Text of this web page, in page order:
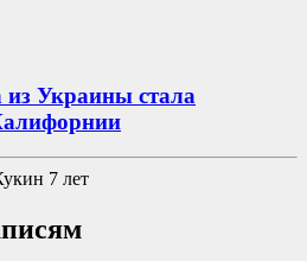
из Украины стала
7 лет